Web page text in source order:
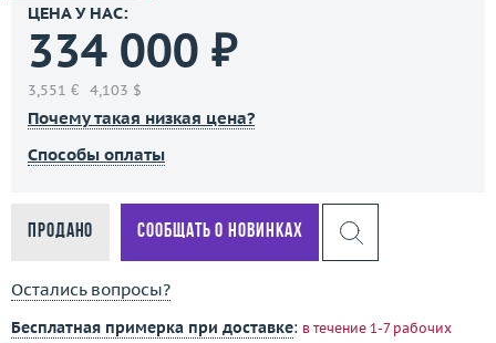
ЦЕНА У НАС:
334 000 ₽
3,551 € 4,103 $
Почему такая низкая цена?
Способы оплаты
Продано Сообщать о новинках
Остались вопросы?
Бесплатная примерка при доставке: в течение 1-7 рабочих